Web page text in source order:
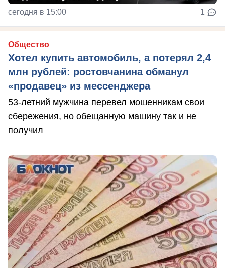
сегодня в 15:00 1
Общество
Хотел купить автомобиль, а потерял 2,4
млн рублей: ростовчанина обманул
«продавец» из мессенджера
53-летний мужчина перевел мошенникам свои
сбережения, но обещанную машину так и не
получил